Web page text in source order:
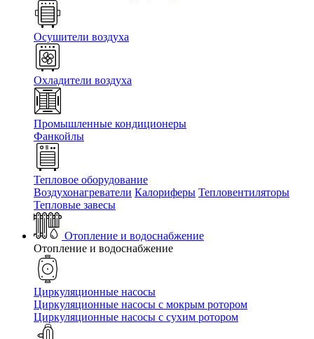
Осушители воздуха
Охладители воздуха
Промышленные кондиционеры
Фанкойлы
Тепловое оборудование
Воздухонагреватели Калориферы Тепловентиляторы
Тепловые завесы
Отопление и водоснабжение
Отопление и водоснабжение
Циркуляционные насосы
Циркуляционные насосы с мокрым ротором
Циркуляционные насосы с сухим ротором